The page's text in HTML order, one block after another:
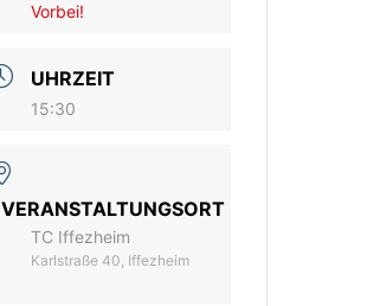
Vorbei!
UHRZEIT
15:30
VERANSTALTUNGSORT
TC Iffezheim
Karlstraße 40, Iffezheim